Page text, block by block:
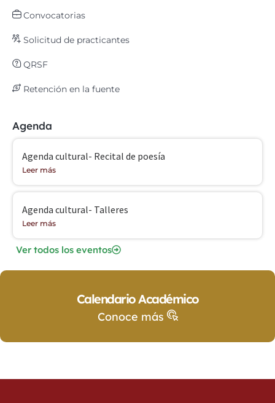
Convocatorias
Solicitud de practicantes
QRSF
Retención en la fuente
Agenda
Agenda cultural- Recital de poesía
Leer más
Agenda cultural- Talleres
Leer más
Ver todos los eventos
Calendario Académico
Conoce más